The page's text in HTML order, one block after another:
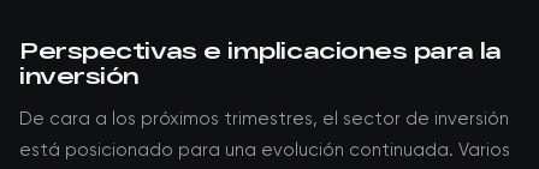
Perspectivas e implicaciones para la
inversión
De cara a los próximos trimestres, el sector de inversión
está posicionado para una evolución continuada. Varios